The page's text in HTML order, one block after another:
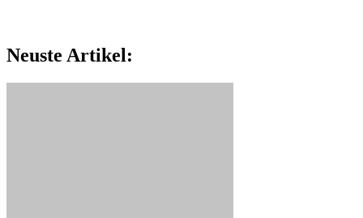
Neuste Artikel: